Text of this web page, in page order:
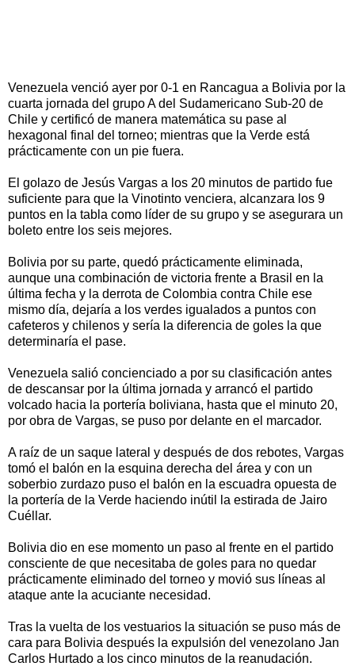
Venezuela venció ayer por 0-1 en Rancagua a Bolivia por la
cuarta jornada del grupo A del Sudamericano Sub-20 de
Chile y certificó de manera matemática su pase al
hexagonal final del torneo; mientras que la Verde está
prácticamente con un pie fuera.
El golazo de Jesús Vargas a los 20 minutos de partido fue
suficiente para que la Vinotinto venciera, alcanzara los 9
puntos en la tabla como líder de su grupo y se asegurara un
boleto entre los seis mejores.
Bolivia por su parte, quedó prácticamente eliminada,
aunque una combinación de victoria frente a Brasil en la
última fecha y la derrota de Colombia contra Chile ese
mismo día, dejaría a los verdes igualados a puntos con
cafeteros y chilenos y sería la diferencia de goles la que
determinaría el pase.
Venezuela salió concienciado a por su clasificación antes
de descansar por la última jornada y arrancó el partido
volcado hacia la portería boliviana, hasta que el minuto 20,
por obra de Vargas, se puso por delante en el marcador.
A raíz de un saque lateral y después de dos rebotes, Vargas
tomó el balón en la esquina derecha del área y con un
soberbio zurdazo puso el balón en la escuadra opuesta de
la portería de la Verde haciendo inútil la estirada de Jairo
Cuéllar.
Bolivia dio en ese momento un paso al frente en el partido
consciente de que necesitaba de goles para no quedar
prácticamente eliminado del torneo y movió sus líneas al
ataque ante la acuciante necesidad.
Tras la vuelta de los vestuarios la situación se puso más de
cara para Bolivia después la expulsión del venezolano Jan
Carlos Hurtado a los cinco minutos de la reanudación.